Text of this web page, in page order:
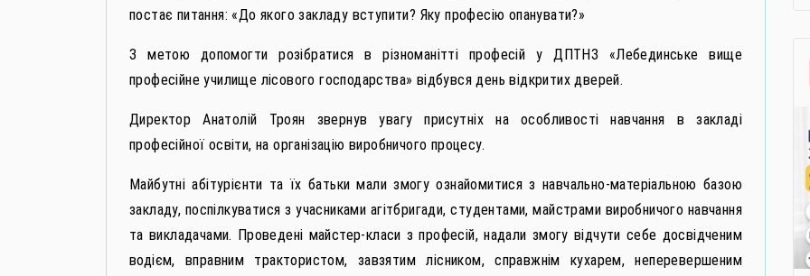
постає питання: «До якого закладу вступити? Яку професію опанувати?»
З метою допомогти розібратися в різноманітті професій у ДПТНЗ «Лебединське вище
професійне училище лісового господарства» відбувся день відкритих дверей.
Директор Анатолій Троян звернув увагу присутніх на особливості навчання в закладі
професійної освіти, на організацію виробничого процесу.
Майбутні абітурієнти та їх батьки мали змогу ознайомитися з навчально-матеріальною базою
закладу, поспілкуватися з учасниками агітбригади, студентами, майстрами виробничого навчання
та викладачами. Проведені майстер-класи з професій, надали змогу відчути себе досвідченим
водієм, вправним трактористом, завзятим лісником, справжнім кухарем, неперевершеним